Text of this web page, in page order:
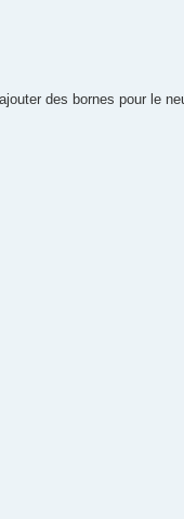
des bornes pour le